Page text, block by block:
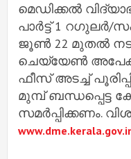
മെഡിക്കൽ
പാർട്ട് 1 റഗുലർ/
ജൂൺ 22 മുതൽ
ചെയ്യേൺ
ഫീസ് അടച്ച്
മുമ്പ് ബന്ധപ്പെട്ട
സമർപ്പിക്കണം.